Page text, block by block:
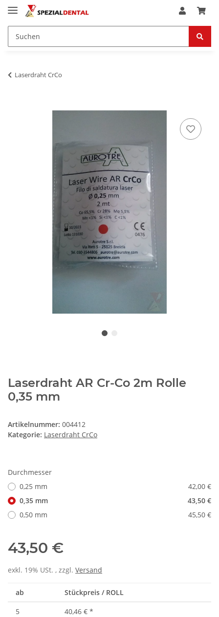
Laserdraht CrCo
Laserdraht AR Cr-Co 2m Rolle
0,35 mm
Artikelnummer: 004412
Kategorie: Laserdraht CrCo
Durchmesser
0,25 mm
42,00 €
0,35 mm
43,50 €
0,50 mm
45,50 €
43,50 €
exkl. 19% USt. , zzgl. Versand
ab Stückpreis / ROLL
5 40,46 € *